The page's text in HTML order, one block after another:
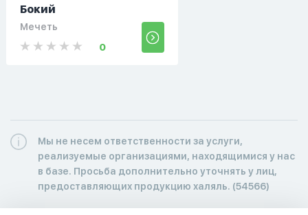
Бокий
Мечеть
0
Мы не несем ответственности за услуги,
реализуемые организациями, находящимися у нас
в базе. Просьба дополнительно уточнять у лиц,
предоставляющих продукцию халяль. (54566)